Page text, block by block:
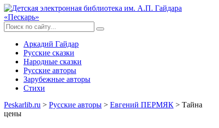
Аркадий Гайдар
Русские сказки
Народные сказки
Русские авторы
Зарубежные авторы
Стихи
Peskarlib.ru > Русские авторы > Евгений ПЕРМЯК > Тайна
цены